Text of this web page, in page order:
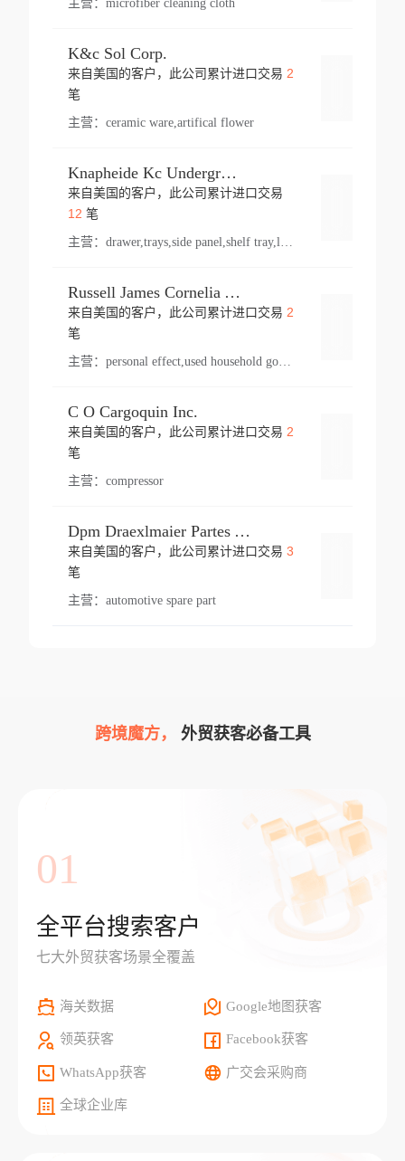
主营： microfiber cleaning cloth
K&c Sol Corp.
来自美国的客户，此公司累计进口交易 2
笔
主营： ceramic ware,artifical flower
Knapheide Kc Underground
来自美国的客户，此公司累计进口交易
12 笔
主营：
Russell James Cornelia Arlington Va
来自美国的客户，此公司累计进口交易 2
笔
主营： personal effect,used household goods
C O Cargoquin Inc.
来自美国的客户，此公司累计进口交易 2
笔
主营： compressor
Dpm Draexlmaier Partes Automotrices Corr Ind Huejotzingo
来自美国的客户，此公司累计进口交易 3
笔
主营： automotive spare part
跨境魔方， 外贸获客必备工具
01
全平台搜索客户
七大外贸获客场景全覆盖
海关数据 Google地图获客
领英获客 Facebook获客
WhatsApp获客 广交会采购商
全球企业库